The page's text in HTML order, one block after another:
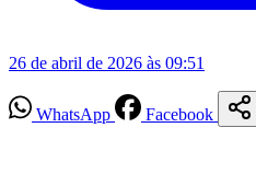
26 de abril de 2026 às 09:51
WhatsApp Facebook